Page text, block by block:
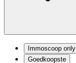
Immoscoop only
Goedkoopste